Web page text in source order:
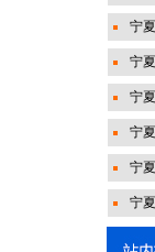
宁
宁
宁
宁
宁
宁